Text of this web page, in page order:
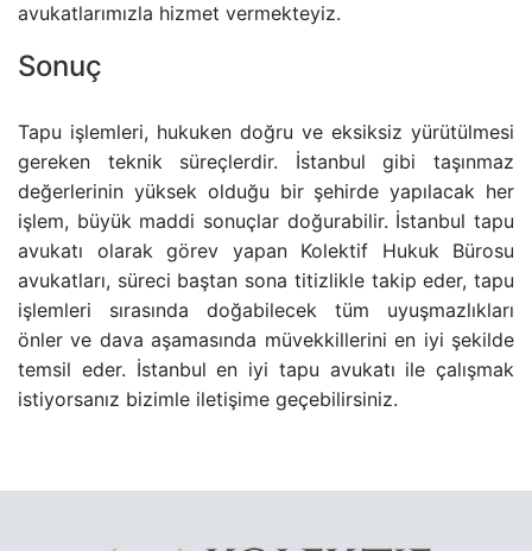
avukatlarımızla hizmet vermekteyiz.
Sonuç
Tapu işlemleri, hukuken doğru ve eksiksiz yürütülmesi
gereken teknik süreçlerdir. İstanbul gibi taşınmaz
değerlerinin yüksek olduğu bir şehirde yapılacak her
işlem, büyük maddi sonuçlar doğurabilir. İstanbul tapu
avukatı olarak görev yapan Kolektif Hukuk Bürosu
avukatları, süreci baştan sona titizlikle takip eder, tapu
işlemleri sırasında doğabilecek tüm uyuşmazlıkları
önler ve dava aşamasında müvekkillerini en iyi şekilde
temsil eder. İstanbul en iyi tapu avukatı ile çalışmak
istiyorsanız bizimle iletişime geçebilirsiniz.